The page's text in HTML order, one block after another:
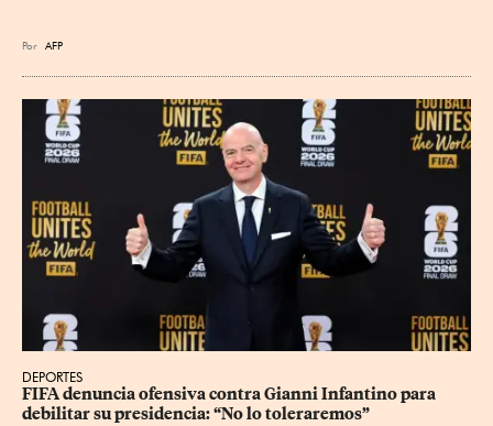
Por AFP
DEPORTES
FIFA denuncia ofensiva contra Gianni Infantino para
debilitar su presidencia: “No lo toleraremos”